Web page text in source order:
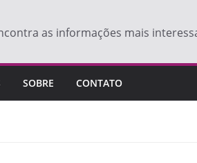
as informações mais
SOBRE CONTATO